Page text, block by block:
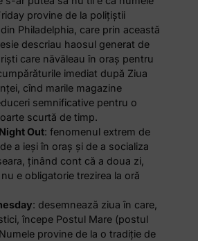
provine de la polițiștii
Philadelphia, care prin această
descriau haosul generat de
care năvăleau în oraș pentru
imediat după Ziua
cînd marile magazine
semnificative pentru o
scurtă de timp.
Out: fenomenul extrem de
a ieși în oraș și de a socializa
ținând cont că a doua zi,
e obligatorie trezirea la oră
: desemnează ziua în care,
începe Postul Mare (postul
provine de la o tradiție de